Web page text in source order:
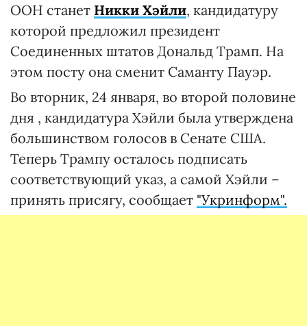
ООН станет Никки Хэйли, кандидатуру
которой предложил президент
Соединенных штатов Дональд Трамп. На
этом посту она сменит Саманту Пауэр.
Во вторник, 24 января, во второй половине
дня , кандидатура Хэйли была утверждена
большинством голосов в Сенате США.
Теперь Трампу осталось подписать
соответствующий указ, а самой Хэйли –
принять присягу, сообщает "Укринформ".